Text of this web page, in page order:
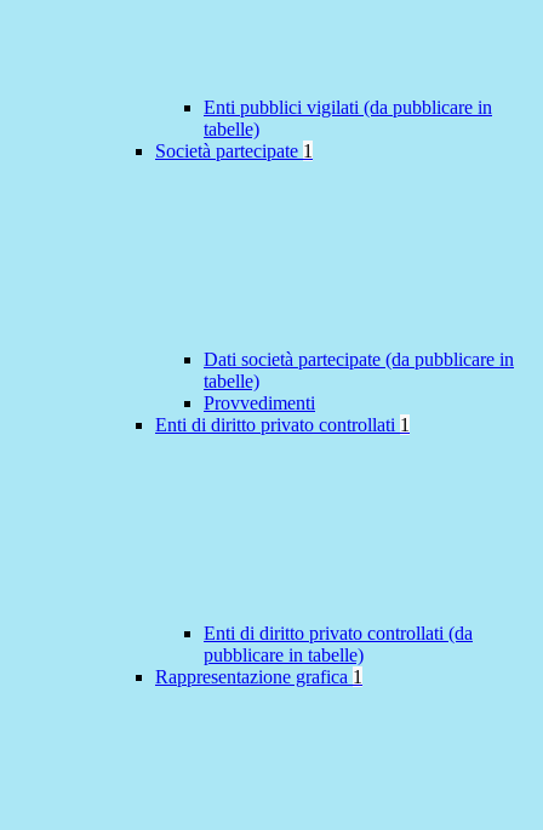
Enti pubblici vigilati (da pubblicare in
tabelle)
Società partecipate 1
Dati società partecipate (da pubblicare in
tabelle)
Provvedimenti
Enti di diritto privato controllati 1
Enti di diritto privato controllati (da
pubblicare in tabelle)
Rappresentazione grafica 1